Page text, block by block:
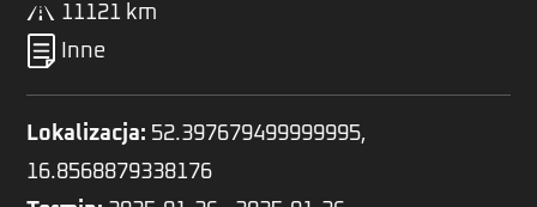
11121 km
Inne
Lokalizacja: 52.397679499999995,
16.8568879338176